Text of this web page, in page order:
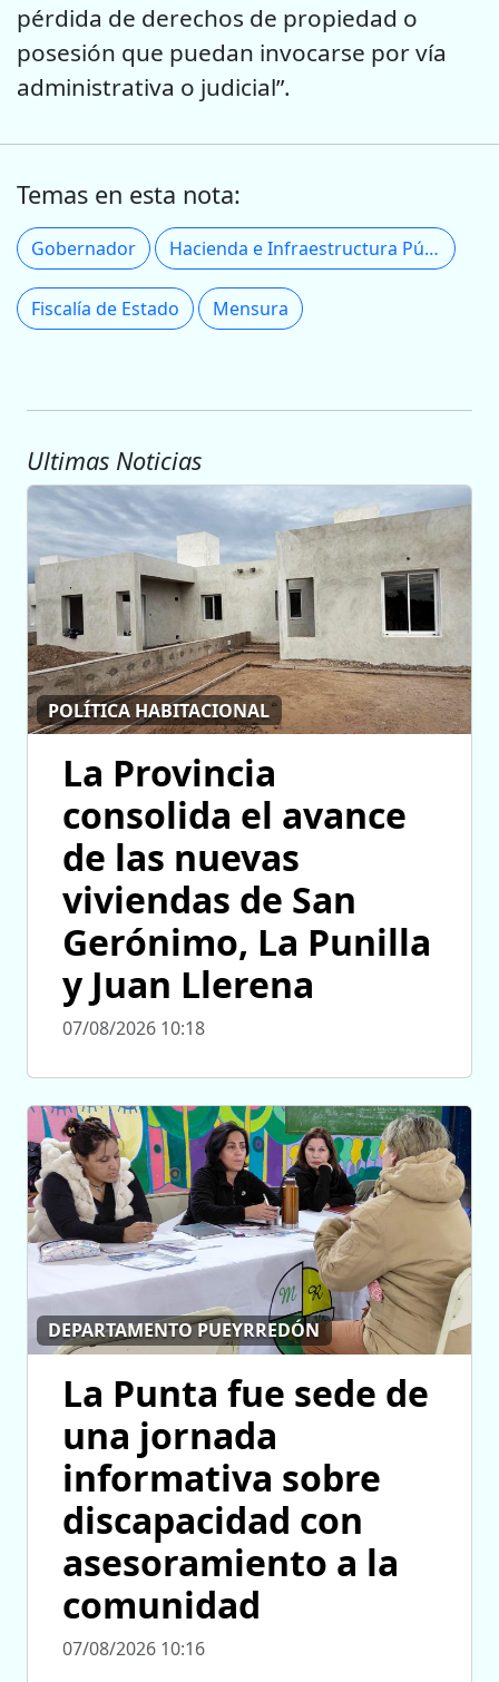
pérdida de derechos de propiedad o
posesión que puedan invocarse por vía
administrativa o judicial”.
Temas en esta nota:
Gobernador Hacienda e Infraestructura Pública
Fiscalía de Estado Mensura
Ultimas Noticias
POLÍTICA HABITACIONAL
La Provincia
consolida el avance
de las nuevas
viviendas de San
Gerónimo, La Punilla
y Juan Llerena
07/08/2026 10:18
DEPARTAMENTO PUEYRREDÓN
La Punta fue sede de
una jornada
informativa sobre
discapacidad con
asesoramiento a la
comunidad
07/08/2026 10:16